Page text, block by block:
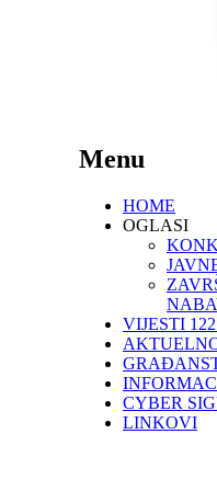
Menu
HOME
OGLASI
VIJESTI
CYBER
LINKOVI